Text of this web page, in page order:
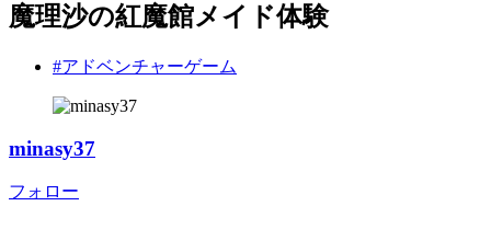
魔理沙の紅魔館メイド体験
#アドベンチャーゲーム
minasy37
フォロー